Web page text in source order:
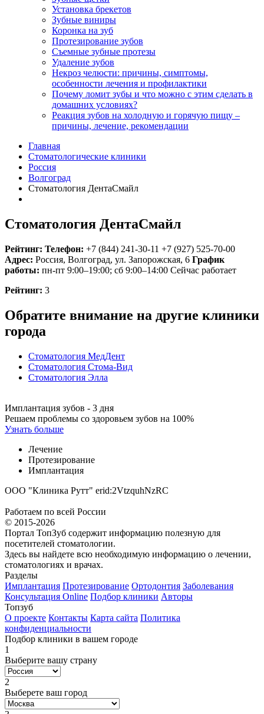
Установка брекетов
Зубные виниры
Коронка на зуб
Протезирование зубов
Съемные зубные протезы
Удаление зубов
Некроз челюсти: причины, симптомы,
особенности лечения и профилактики
Почему ломит зубы и что можно с этим сделать в
домашних условиях?
Реакция зубов на холодную и горячую пищу –
причины, лечение, рекомендации
Главная
Стоматологические клиники
Россия
Волгоград
Стоматология ДентаСмайл
Стоматология ДентаСмайл
Рейтинг: Телефон: +7 (844) 241-30-11 +7 (927) 525-70-00
Адрес: Россия, Волгоград, ул. Запорожская, 6 График
работы: пн-пт 9:00–19:00; сб 9:00–14:00 Сейчас работает
Рейтинг: 3
Обратите внимание на другие клиники
города
Стоматология МедДент
Стоматология Стома-Вид
Стоматология Элла
Имплантация зубов - 3 дня
Решаем проблемы со здоровьем зубов на 100%
Узнать больше
Лечение
Протезирование
Имплантация
ООО "Клиника Рутт" erid:2VtzquhNzRC
Работаем по всей России
© 2015-2026
Портал ТопЗуб содержит информацию полезную для
посетителей стоматологии.
Здесь вы найдете всю необходимую информацию о лечении,
стоматологиях и врачах.
Разделы
Имплантация Протезирование Ортодонтия Заболевания
Консультация Online Подбор клиники Авторы
Топзуб
О проекте Контакты Карта сайта Политика
конфиденциальности
Подбор клиники в вашем городе
1
Выберите вашу страну
2
Выберете ваш город